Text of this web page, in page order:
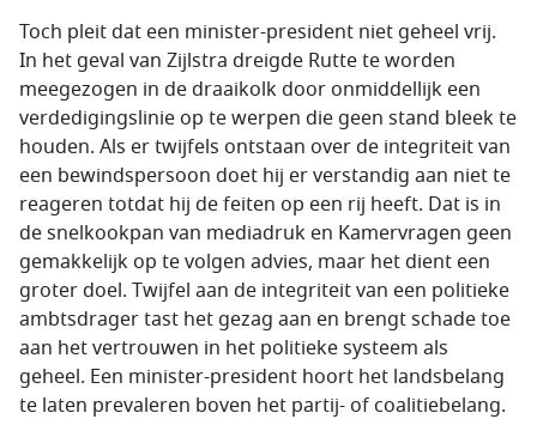
Toch pleit dat een minister-president niet geheel vrij.
In het geval van Zijlstra dreigde Rutte te worden
meegezogen in de draaikolk door onmiddellijk een
verdedigingslinie op te werpen die geen stand bleek te
houden. Als er twijfels ontstaan over de integriteit van
een bewindspersoon doet hij er verstandig aan niet te
reageren totdat hij de feiten op een rij heeft. Dat is in
de snelkookpan van mediadruk en Kamervragen geen
gemakkelijk op te volgen advies, maar het dient een
groter doel. Twijfel aan de integriteit van een politieke
ambtsdrager tast het gezag aan en brengt schade toe
aan het vertrouwen in het politieke systeem als
geheel. Een minister-president hoort het landsbelang
te laten prevaleren boven het partij- of coalitiebelang.